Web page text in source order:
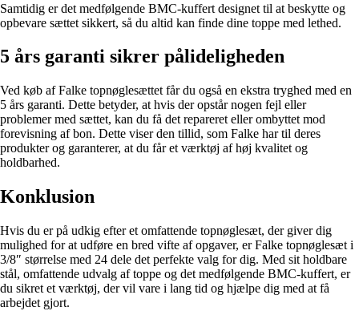
Samtidig er det medfølgende BMC-kuffert designet til at beskytte og
opbevare sættet sikkert, så du altid kan finde dine toppe med lethed.
5 års garanti sikrer pålideligheden
Ved køb af Falke topnøglesættet får du også en ekstra tryghed med en
5 års garanti. Dette betyder, at hvis der opstår nogen fejl eller
problemer med sættet, kan du få det repareret eller ombyttet mod
forevisning af bon. Dette viser den tillid, som Falke har til deres
produkter og garanterer, at du får et værktøj af høj kvalitet og
holdbarhed.
Konklusion
Hvis du er på udkig efter et omfattende topnøglesæt, der giver dig
mulighed for at udføre en bred vifte af opgaver, er Falke topnøglesæt i
3/8″ størrelse med 24 dele det perfekte valg for dig. Med sit holdbare
stål, omfattende udvalg af toppe og det medfølgende BMC-kuffert, er
du sikret et værktøj, der vil vare i lang tid og hjælpe dig med at få
arbejdet gjort.